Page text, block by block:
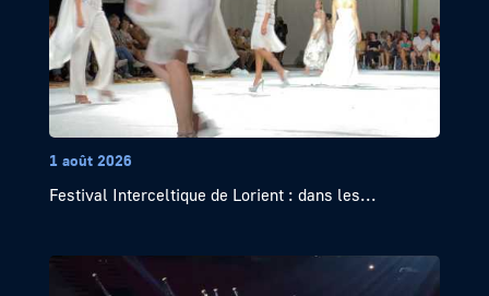
1 août 2026
Festival Interceltique de Lorient : dans les...